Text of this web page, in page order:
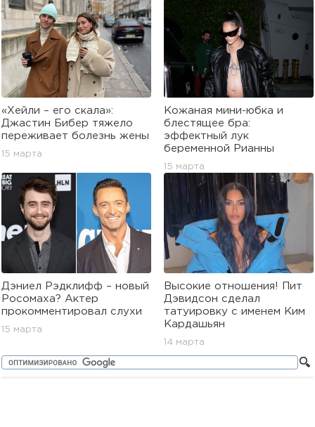
«Хейли – его скала»:
Джастин Бибер тяжело
переживает болезнь жены
15 марта
Кожаная мини-юбка и
блестящее бра:
эффектный лук
беременной Рианны
15 марта
Дэниел Рэдклифф – новый
Росомаха? Актер
прокомментировал слухи
15 марта
Высокие отношения! Пит
Дэвидсон сделал
татуировку с именем Ким
Кардашьян
14 марта